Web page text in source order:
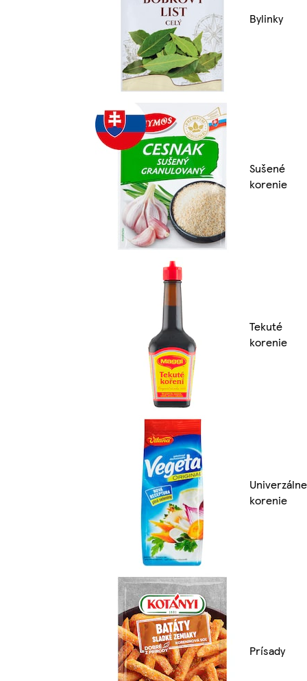
Bylinky
Sušené
korenie
Tekuté
korenie
Univerzálne
korenie
Prísady